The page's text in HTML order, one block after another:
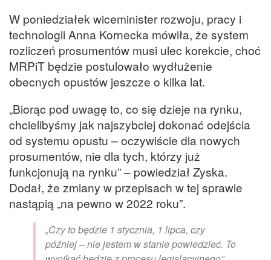
W poniedziałek wiceminister rozwoju, pracy i
technologii Anna Kornecka mówiła, że system
rozliczeń prosumentów musi ulec korekcie, choć
MRPiT będzie postulowało wydłużenie
obecnych opustów jeszcze o kilka lat.
„Biorąc pod uwagę to, co się dzieje na rynku,
chcielibyśmy jak najszybciej dokonać odejścia
od systemu opustu – oczywiście dla nowych
prosumentów, nie dla tych, którzy już
funkcjonują na rynku” – powiedział Zyska.
Dodał, że zmiany w przepisach w tej sprawie
nastąpią „na pewno w 2022 roku”.
„Czy to będzie 1 stycznia, 1 lipca, czy
później – nie jestem w stanie powiedzieć. To